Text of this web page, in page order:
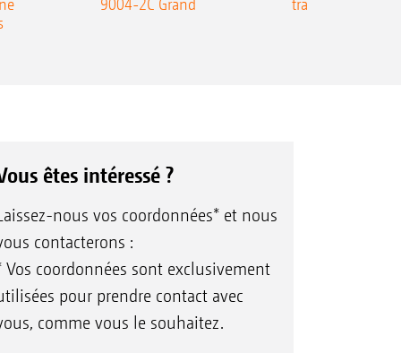
9004-2C Grand
traîné Precea-
êtes intéressé ?
nous vos coordonnées* et nous
contacterons :
Vos coordonnées sont exclusivement
pour prendre contact avec
comme vous le souhaitez.